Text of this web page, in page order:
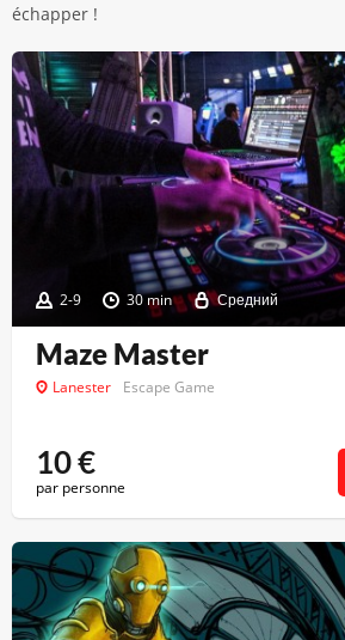
échapper !
2-9 30 min Средний
Maze Master
Lanester Escape Game
10€
par personne